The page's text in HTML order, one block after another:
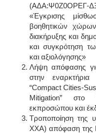
(ΑΔΑ:Ψ0Ζ0ΟΡΕΓ-
«Έγκρισης
βοηθητικών
διακήρυξης και
και συγκρότηση
και αξιολόγησης»
Λήψη απόφασης
στην
“Compact Cities-
Mitigation” στo
εκπροσώπου και
Τροποποίηση της
ΧΧΑ) απόφαση της